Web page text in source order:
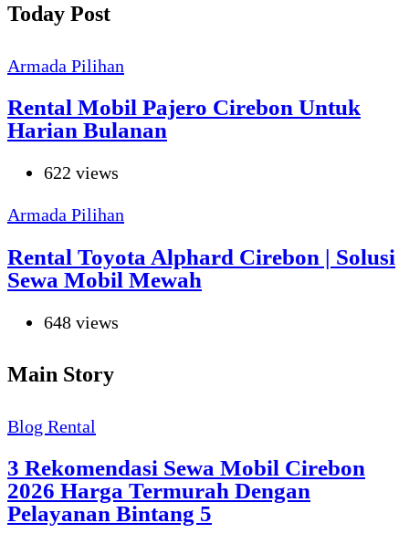
Today Post
Armada Pilihan
Rental Mobil Pajero Cirebon Untuk
Harian Bulanan
622 views
Armada Pilihan
Rental Toyota Alphard Cirebon | Solusi
Sewa Mobil Mewah
648 views
Main Story
Blog Rental
3 Rekomendasi Sewa Mobil Cirebon
2026 Harga Termurah Dengan
Pelayanan Bintang 5